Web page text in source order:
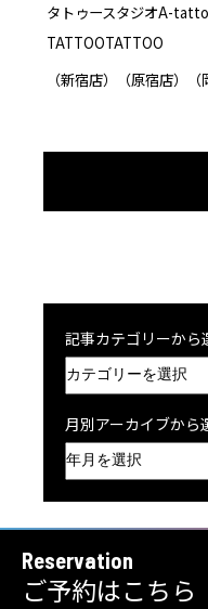
タトゥースタジオA-
TATTOOTATTOO
（新宿店）（原宿店）（
記事カテゴリーから
月別アーカイブから
Reservation
ご予約はこちら